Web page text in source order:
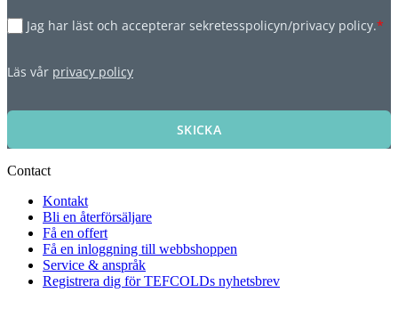
Jag har läst och accepterar sekretesspolicyn/privacy policy.*
Läs vår privacy policy
SKICKA
Contact
Kontakt
Bli en återförsäljare
Få en offert
Få en inloggning till webbshoppen
Service & anspråk
Registrera dig för TEFCOLDs nyhetsbrev